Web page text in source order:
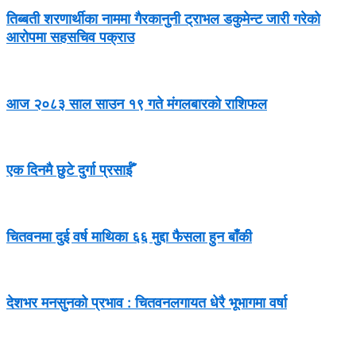
तिब्बती शरणार्थीका नाममा गैरकानुनी ट्राभल डकुमेन्ट जारी गरेको
आरोपमा सहसचिव पक्राउ
आज २०८३ साल साउन १९ गते मंगलबारको राशिफल
एक दिनमै छुटे दुर्गा प्रसाईँ
चितवनमा दुई वर्ष माथिका ६६ मुद्दा फैसला हुन बाँकी
देशभर मनसुनको प्रभाव : चितवनलगायत धेरै भूभागमा वर्षा